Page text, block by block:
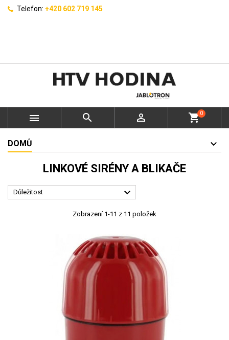
Telefon: +420 602 719 145
   shopping_cart0
DOMŮ
LINKOVÉ SIRÉNY A BLIKAČE
Důležitost 
Zobrazení 1-11 z 11 položek